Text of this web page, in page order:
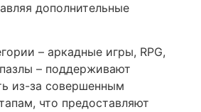
дополнительные
– аркадные игры, RPG,
– поддерживают
из-за совершенным
что предоставляют